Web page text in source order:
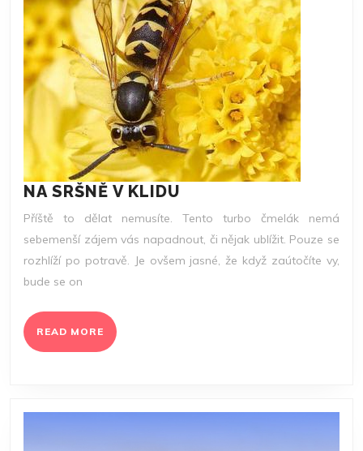
NA SRŠNĚ V KLIDU
SRŠNĚ
KLIDU
Příště to dělat nemusíte. Tento turbo čmelák nemá
sebemenší zájem vás napadnout, či nějak ublížit. Pouze se
rozhlíží po potravě. Je ovšem jasné, že když zaútočíte vy,
bude se on
READ MORE READ
MORE